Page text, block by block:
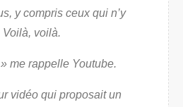
y compris ceux qui n’y
voilà.
me rappelle Youtube.
vidéo qui proposait un